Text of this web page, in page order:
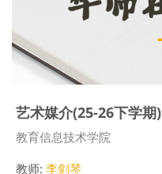
艺术媒介(25-26下学期)
课程类别
教育信息技术学院
教师: 李剑琴